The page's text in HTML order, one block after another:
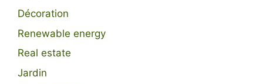
Décoration
Renewable energy
Real estate
Jardin